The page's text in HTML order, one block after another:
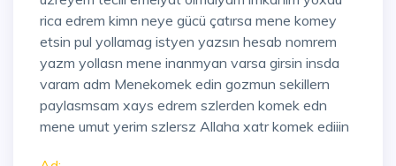
rica edrem kimn neye gücü çatırsa mene komey
etsin pul yollamag istyen yazsın hesab nomrem
yazm yollasn mene inanmyan varsa girsin insda
varam adm Menekomek edin gozmun sekillern
paylasmsam xays edrem szlerden komek edn
mene umut yerim szlersz Allaha xatr komek ediiin